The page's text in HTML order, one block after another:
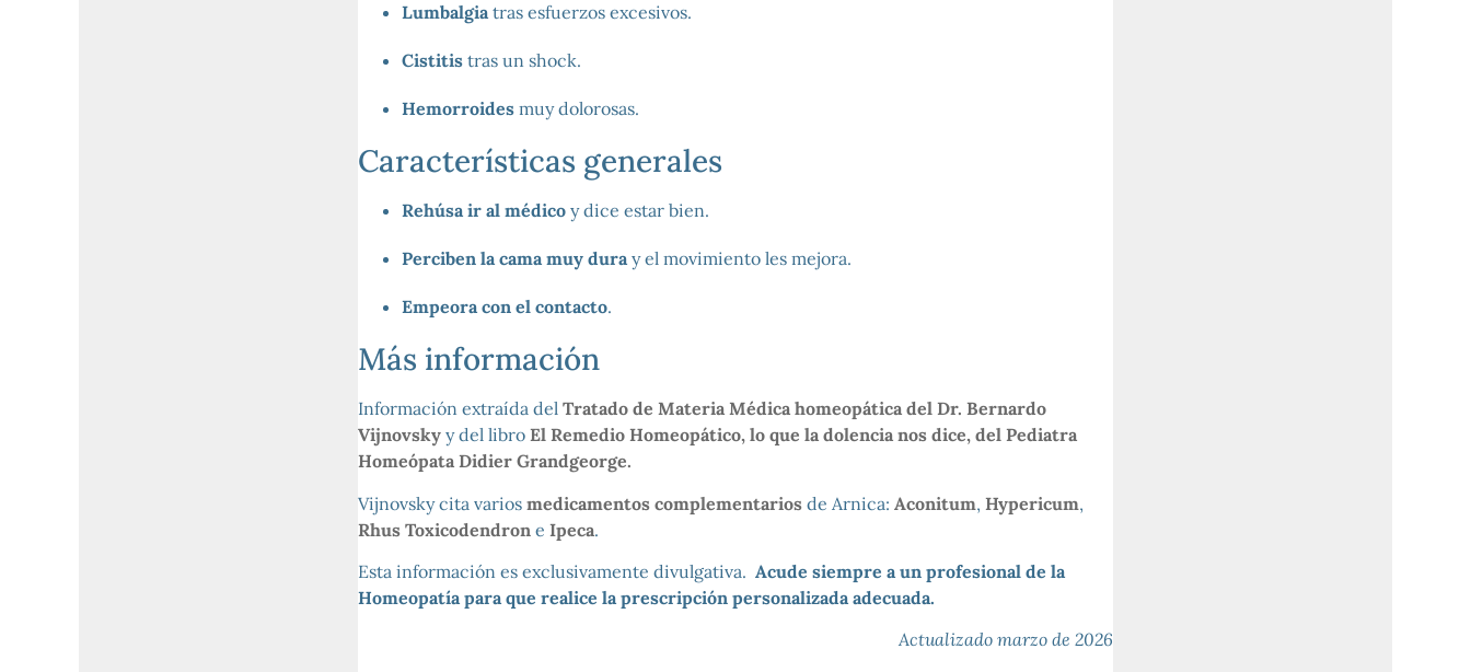
Lumbalgiatras esfuerzos excesivos.
Cistitistras un shock.
Hemorroidesmuy dolorosas.
Características generales
Rehúsa ir al médico y dice estar bien.
Perciben la cama muy duray el movimiento les mejora.
Empeora con el contacto.
Más información
Información extraída del Tratado de Materia Médica homeopática del Dr. Bernardo
Vijnovskyy del libro El Remedio Homeopático, lo que la dolencia nos dice, del Pediatra
Homeópata Didier Grandgeorge.
Vijnovsky cita varios medicamentos complementariosde Arnica: Aconitum, Hypericum,
Rhus Toxicodendrone Ipeca.
Esta información es exclusivamente divulgativa. Acude siempre a un profesional de la
Homeopatía para que realice la prescripción personalizada adecuada.
Actualizado marzo de 2026